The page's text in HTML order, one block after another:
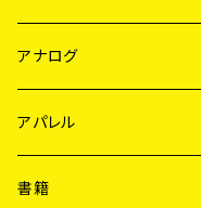
JAPAN
WORLD
アナログ
JAPAN
７EP
WORLD
アパレル
JAPAN
書籍